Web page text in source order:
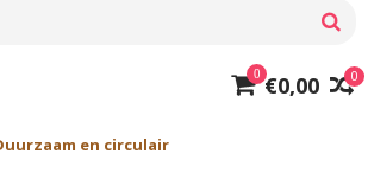
0
0 €0,00
en circulair